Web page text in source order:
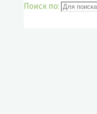
Поиск по: